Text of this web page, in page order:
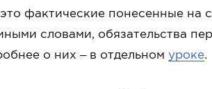
фактические понесенные на
словами, обязательства
о них – в отдельном уроке.